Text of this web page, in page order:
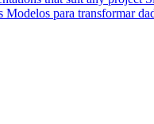
Modelos para transformar